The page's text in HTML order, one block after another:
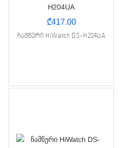
₾417.00
ჩამწერი HiWatch DS-H204UA